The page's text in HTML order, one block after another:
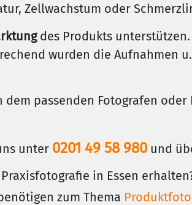
Zellwachstum oder
des Produkts
wurden die Aufnahmen
passenden Fotografen
unter 0201 49 58 980 und
in Essen
zum Thema